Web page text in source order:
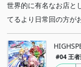
世界的に有名なお店と
てるより日常回の方が
#04 王